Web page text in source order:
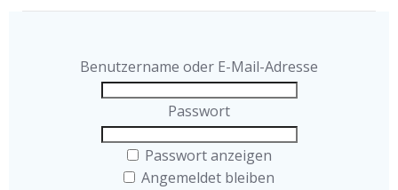
Benutzername oder E-Mail-Adresse
Passwort
Passwort anzeigen
Angemeldet bleiben